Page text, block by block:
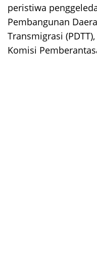
peristiwa
Pembangunan
Transmigrasi
Komisi